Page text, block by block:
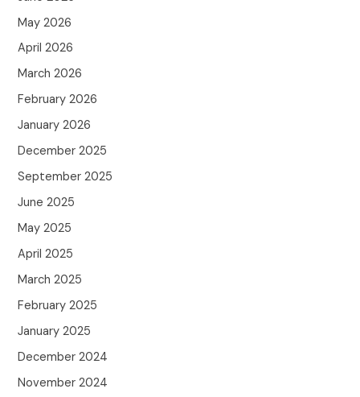
May 2026
April 2026
March 2026
February 2026
January 2026
December 2025
September 2025
June 2025
May 2025
April 2025
March 2025
February 2025
January 2025
December 2024
November 2024